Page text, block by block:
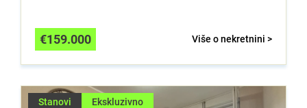
Više o nekretnini >
€159.000
Stanovi Ekskluzivno